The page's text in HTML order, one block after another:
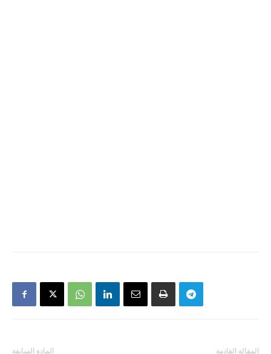
المادة السابقة المقالة القادمة